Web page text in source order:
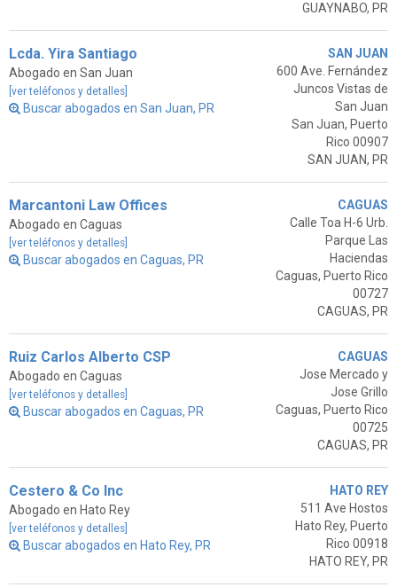
GUAYNABO, PR
Lcda. Yira Santiago
Abogado en San Juan
[ver teléfonos y detalles]
Buscar abogados en San Juan, PR
SAN JUAN
600 Ave. Fernández
Juncos Vistas de
San Juan
San Juan, Puerto
Rico 00907
SAN JUAN, PR
Marcantoni Law Offices
Abogado en Caguas
[ver teléfonos y detalles]
Buscar abogados en Caguas, PR
CAGUAS
Calle Toa H-6 Urb.
Parque Las
Haciendas
Caguas, Puerto Rico
00727
CAGUAS, PR
Ruiz Carlos Alberto CSP
Abogado en Caguas
[ver teléfonos y detalles]
Buscar abogados en Caguas, PR
CAGUAS
Jose Mercado y
Jose Grillo
Caguas, Puerto Rico
00725
CAGUAS, PR
Cestero & Co Inc
Abogado en Hato Rey
[ver teléfonos y detalles]
Buscar abogados en Hato Rey, PR
HATO REY
511 Ave Hostos
Hato Rey, Puerto
Rico 00918
HATO REY, PR